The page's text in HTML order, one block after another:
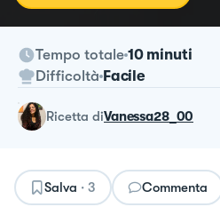
Tempo totale 10 minuti
Difficoltà Facile
ricetta diVanessa28_00
Salva · 3 Commenta